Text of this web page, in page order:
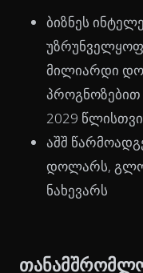
ბიზნეს
მილიარდი
2029
აშშ
დოლარს,
ნახევარს